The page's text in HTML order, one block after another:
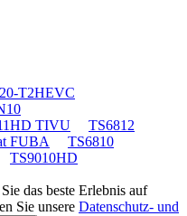
T2HEVC
TIVU
TS6812
FUBA
TS6810
TS9010HD
das beste Erlebnis auf
Sie unsere Datenschutz- und